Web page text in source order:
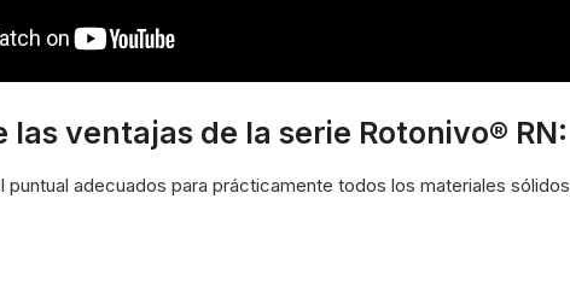
las ventajas de la serie Rotonivo® RN:
puntual adecuados para prácticamente todos los materiales sólidos